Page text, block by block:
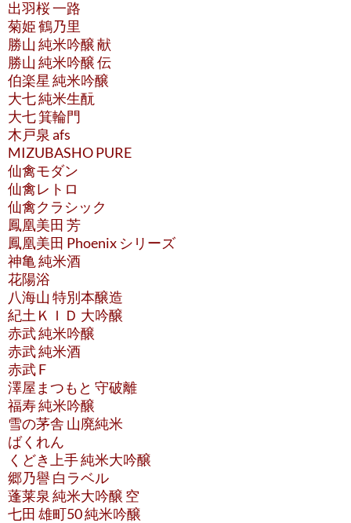
出羽桜 一路
菊姫 鶴乃里
勝山 純米吟醸 献
勝山 純米吟醸 伝
伯楽星 純米吟醸
大七 純米生酛
大七 箕輪門
木戸泉 afs
MIZUBASHO PURE
仙禽モダン
仙禽レトロ
仙禽クラシック
鳳凰美田 芳
鳳凰美田 Phoenix シリーズ
神亀 純米酒
花陽浴
八海山 特別本醸造
紀土ＫＩＤ 大吟醸
赤武 純米吟醸
赤武 純米酒
赤武 F
澤屋まつもと 守破離
福寿 純米吟醸
雪の茅舎 山廃純米
ばくれん
くどき上手 純米大吟醸
郷乃譽 白ラベル
蓬莱泉 純米大吟醸 空
七田 雄町50 純米吟醸